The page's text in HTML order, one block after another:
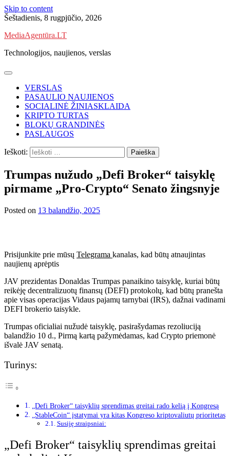
Skip to content
Šeštadienis, 8 rugpjūčio, 2026
MediaAgentūra.LT
Technologijos, naujienos, verslas
VERSLAS
PASAULIO NAUJIENOS
SOCIALINĖ ŽINIASKLAIDA
KRIPTO TURTAS
BLOKŲ GRANDINĖS
PASLAUGOS
Ieškoti:
Trumpas nužudo „Defi Broker“ taisyklę
pirmame „Pro-Crypto“ Senato žingsnyje
Posted on 13 balandžio, 2025
Prisijunkite prie mūsų Telegrama kanalas, kad būtų atnaujintas
naujienų aprėptis
JAV prezidentas Donaldas Trumpas panaikino taisyklę, kuriai būtų
reikėję decentralizuotų finansų (DEFI) protokolų, kad būtų pranešta
apie visas operacijas Vidaus pajamų tarnybai (IRS), dažnai vadinami
DEFI brokerio taisykle.
Trumpas oficialiai nužudė taisyklę, pasirašydamas rezoliuciją
balandžio 10 d., Pirmą kartą pažymėdamas, kad Crypto priemonė
išvalė JAV senatą.
Turinys:
„Defi Broker“ taisyklių sprendimas greitai rado kelią į Kongresą
„StableCoin“ įstatymai yra kitas Kongreso kriptovaliutų prioritetas
Susiję straipsniai:
„Defi Broker“ taisyklių sprendimas greitai